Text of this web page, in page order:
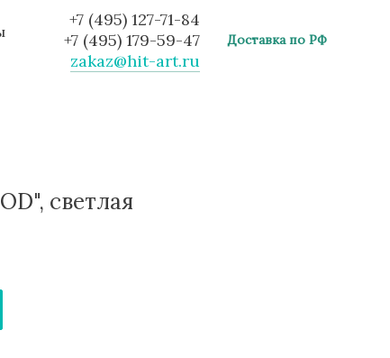
+7 (495) 127-71-84
+7 (495) 179-59-47
zakaz@hit-art.ru
Доставка по РФ
светлая